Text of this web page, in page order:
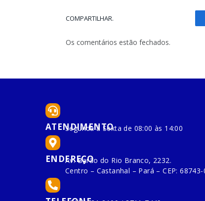
COMPARTILHAR.
Os comentários estão fechados.
ATENDIMENTO
Segunda à Sexta de 08:00 às 14:00
ENDEREÇO
Av. Barão do Rio Branco, 2232.
Centro – Castanhal – Pará – CEP: 68743-